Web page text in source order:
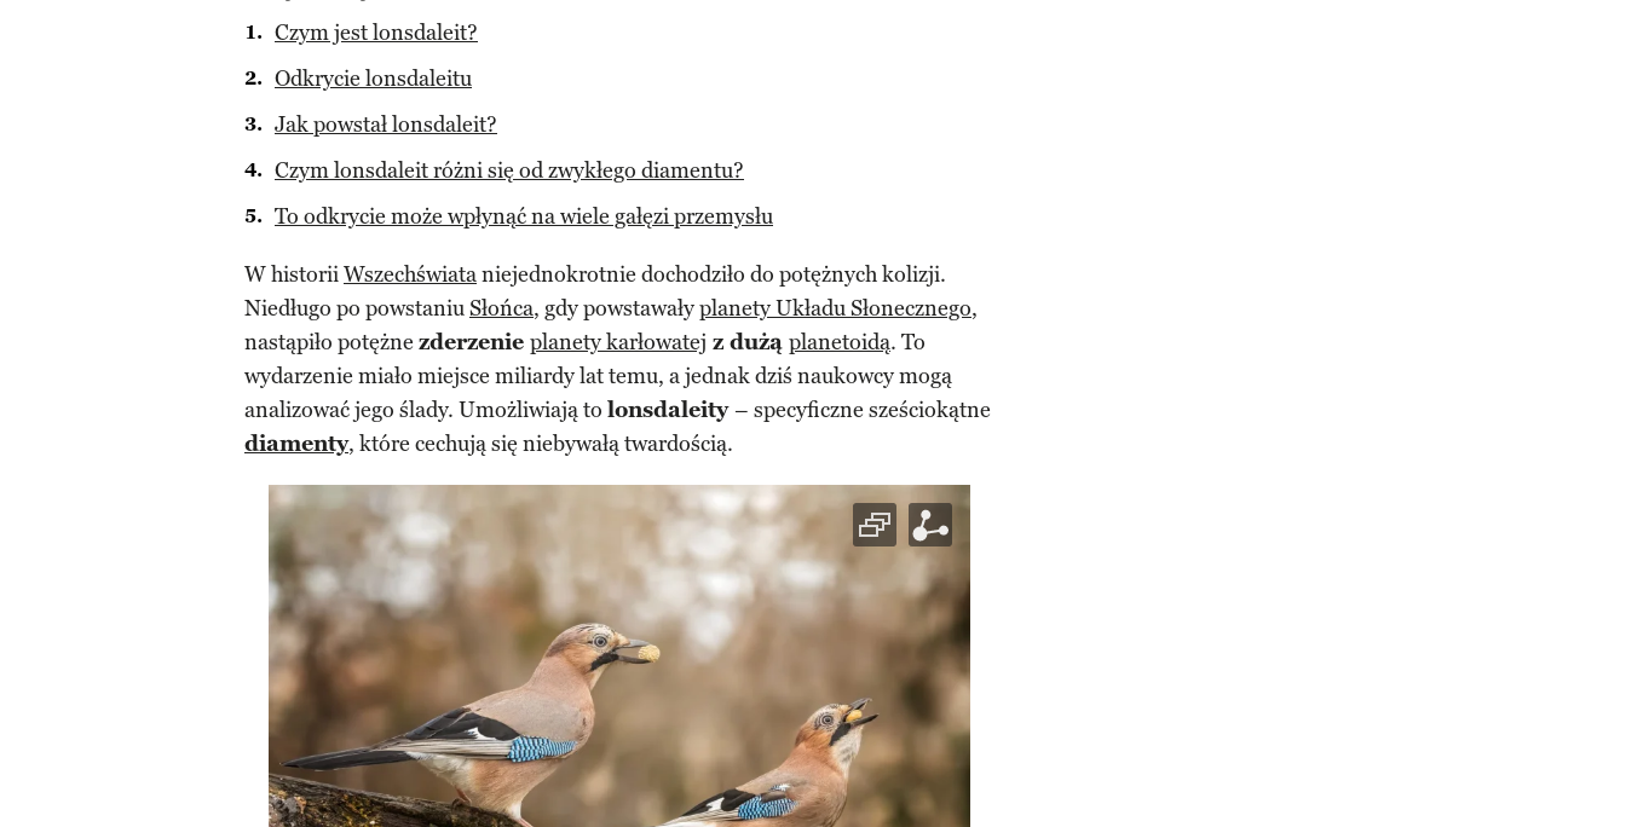
Czym jest lonsdaleit?
Odkrycie lonsdaleitu
Jak powstał lonsdaleit?
Czym lonsdaleit różni się od zwykłego diamentu?
To odkrycie może wpłynąć na wiele gałęzi przemysłu
W historiiWszechświataniejednokrotnie dochodziło do potężnych kolizji.
Niedługo po powstaniuSłońca, gdy powstawałyplanety Układu Słonecznego,
nastąpiło potężne zderzenie planety karłowatej z dużą planetoidą. To
wydarzenie miało miejsce miliardy lat temu, a jednak dziś naukowcy mogą
analizować jego ślady. Umożliwiają to lonsdaleity– specyficzne sześciokątne
diamenty, które cechują się niebywałą twardością.